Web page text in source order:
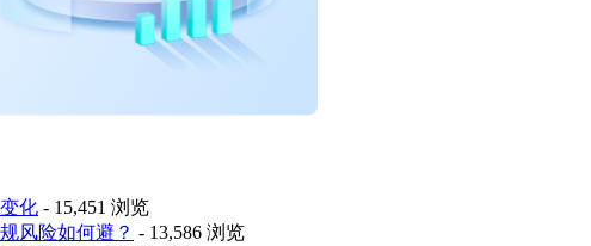
化 - 15,451 浏览
风险如何避？ - 13,586 浏览